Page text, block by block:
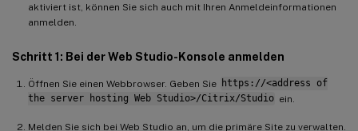
aktiviert ist, können Sie sich auch mit Ihren Anmeldeinformationen
anmelden.
Schritt 1: Bei der Web Studio-Konsole anmelden
Öffnen Sie einen Webbrowser. Geben Sie https://<address of
the server hosting Web Studio>/Citrix/Studio ein.
Melden Sie sich bei Web Studio an, um die primäre Site zu verwalten.